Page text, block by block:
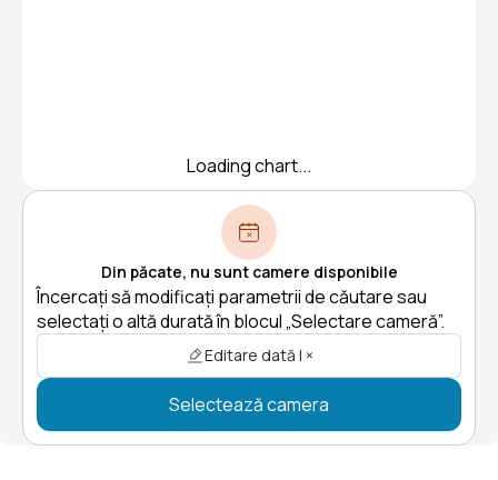
Loading chart...
Din păcate, nu sunt camere disponibile
Încercați să modificați parametrii de căutare sau
selectați o altă durată în blocul „Selectare cameră”.
Editare dată | ×
Selectează camera